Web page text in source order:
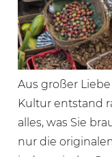
Aus großer
Kultur entstand
alles, was Sie
nur die